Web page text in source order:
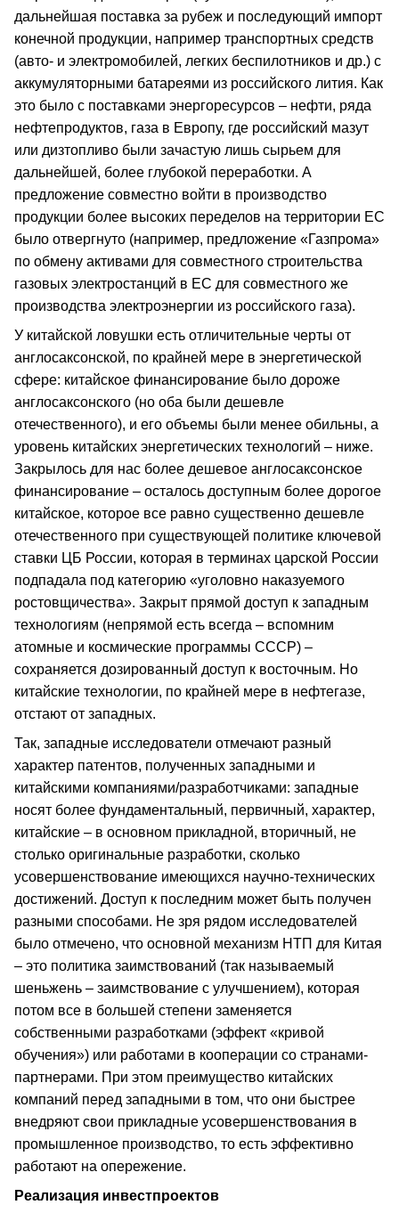
дальнейшая поставка за рубеж и последующий импорт
конечной продукции, например транспортных средств
(авто- и электромобилей, легких беспилотников и др.) с
аккумуляторными батареями из российского лития. Как
это было с поставками энергоресурсов – нефти, ряда
нефтепродуктов, газа в Европу, где российский мазут
или дизтопливо были зачастую лишь сырьем для
дальнейшей, более глубокой переработки. А
предложение совместно войти в производство
продукции более высоких переделов на территории ЕС
было отвергнуто (например, предложение «Газпрома»
по обмену активами для совместного строительства
газовых электростанций в ЕС для совместного же
производства электроэнергии из российского газа).
У китайской ловушки есть отличительные черты от
англосаксонской, по крайней мере в энергетической
сфере: китайское финансирование было дороже
англосаксонского (но оба были дешевле
отечественного), и его объемы были менее обильны, а
уровень китайских энергетических технологий – ниже.
Закрылось для нас более дешевое англосаксонское
финансирование – осталось доступным более дорогое
китайское, которое все равно существенно дешевле
отечественного при существующей политике ключевой
ставки ЦБ России, которая в терминах царской России
подпадала под категорию «уголовно наказуемого
ростовщичества». Закрыт прямой доступ к западным
технологиям (непрямой есть всегда – вспомним
атомные и космические программы СССР) –
сохраняется дозированный доступ к восточным. Но
китайские технологии, по крайней мере в нефтегазе,
отстают от западных.
Так, западные исследователи отмечают разный
характер патентов, полученных западными и
китайскими компаниями/разработчиками: западные
носят более фундаментальный, первичный, характер,
китайские – в основном прикладной, вторичный, не
столько оригинальные разработки, сколько
усовершенствование имеющихся научно-технических
достижений. Доступ к последним может быть получен
разными способами. Не зря рядом исследователей
было отмечено, что основной механизм НТП для Китая
– это политика заимствований (так называемый
шеньжень – заимствование с улучшением), которая
потом все в большей степени заменяется
собственными разработками (эффект «кривой
обучения») или работами в кооперации со странами-
партнерами. При этом преимущество китайских
компаний перед западными в том, что они быстрее
внедряют свои прикладные усовершенствования в
промышленное производство, то есть эффективно
работают на опережение.
Реализация инвестпроектов